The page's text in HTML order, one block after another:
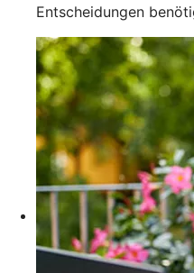
Entscheidungen